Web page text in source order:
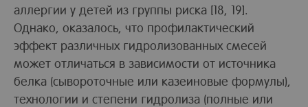
аллергии у детей из группы риска [18, 19].
Однако, оказалось, что профилактический
эффект различных гидролизованных смесей
может отличаться в зависимости от источника
белка (сывороточные или казеиновые формулы),
технологии и степени гидролиза (полные или